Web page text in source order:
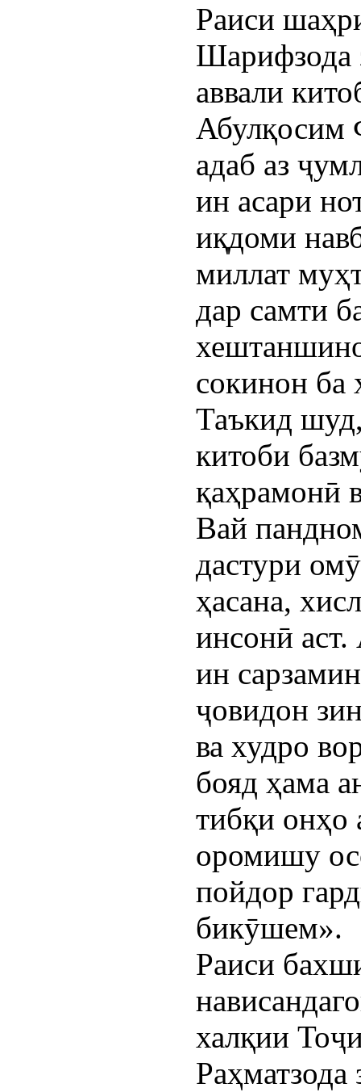
Раиси
Шарифзода
аввали
Абулқосим
адаб аз
ин асари
иқдоми
миллат
дар самти
сокинон ба
Таъкид
китоби
қаҳрамонӣ
Вай
дастури
ҳасана,
инсонӣ
ин
ҷовидон
ва худро
бояд ҳама
тибқи онҳо
оромишу
пойдор
бикӯшем».
Раиси
халқии